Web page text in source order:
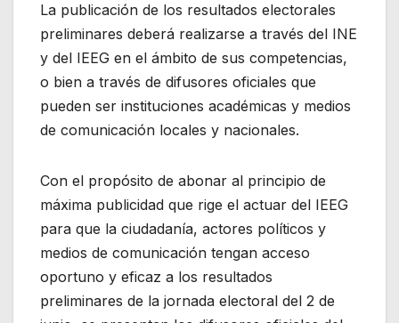
La publicación de los resultados electorales
preliminares deberá realizarse a través del INE
y del IEEG en el ámbito de sus competencias,
o bien a través de difusores oficiales que
pueden ser instituciones académicas y medios
de comunicación locales y nacionales.
Con el propósito de abonar al principio de
máxima publicidad que rige el actuar del IEEG
para que la ciudadanía, actores políticos y
medios de comunicación tengan acceso
oportuno y eficaz a los resultados
preliminares de la jornada electoral del 2 de